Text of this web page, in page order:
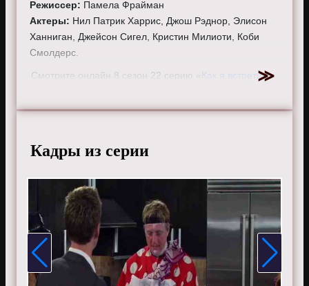
Режиссер: Памела Фрайман
Актеры: Нил Патрик Харрис, Джош Рэднор, Элисон
Ханниган, Джейсон Сигел, Кристин Милиоти, Коби
Смолдерс.
Смотрите онлайн 8 сезон 22 серию « Как я встретил
телефоне, планшете, пк или телевизоре на сайте
Кадры из серии